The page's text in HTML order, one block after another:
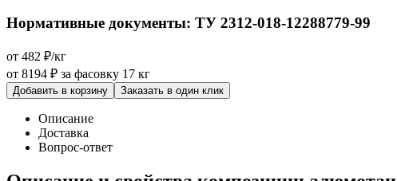
Нормативные документы: ТУ 2312-018-12288779-99
от 482 ₽/кг
от 8194 ₽ за фасовку 17 кг
Добавить в корзину Заказать в один клик
Описание
Доставка
Вопрос-ответ